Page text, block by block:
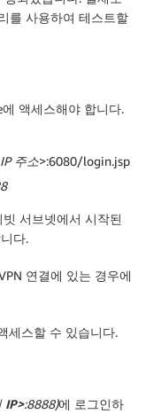
를 사용하여 테스트할
액세스해야 합니다.
주소>:6080/login.jsp
서브넷에서 시작된
다.
연결에 있는 경우에
세스할 수 있습니다.
IP>:8888)에 로그인하